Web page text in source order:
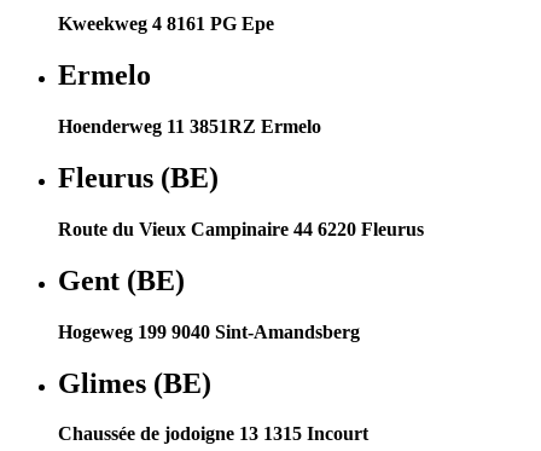
Kweekweg 4 8161 PG Epe
Ermelo
Hoenderweg 11 3851RZ Ermelo
Fleurus (BE)
Route du Vieux Campinaire 44 6220 Fleurus
Gent (BE)
Hogeweg 199 9040 Sint-Amandsberg
Glimes (BE)
Chaussée de jodoigne 13 1315 Incourt